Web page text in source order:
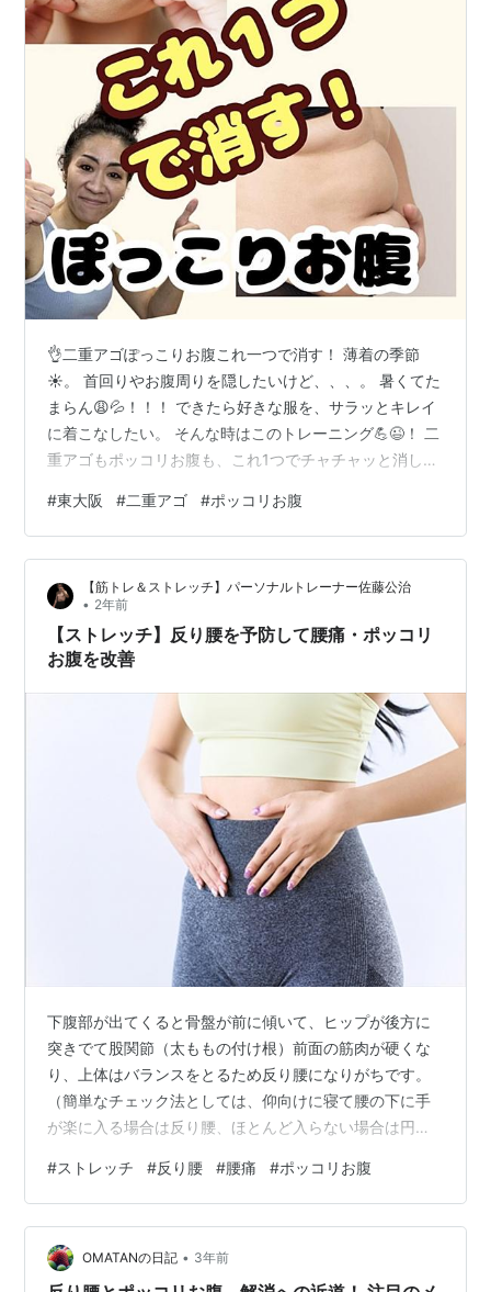
👌二重アゴぽっこりお腹これ一つで消す！ 薄着の季節
☀️。 首回りやお腹周りを隠したいけど、、、。 暑くてた
まらん😩💦！！！ できたら好きな服を、サラッとキレイ
に着こなしたい。 そんな時はこのトレーニング💪😉！ 二
重アゴもポッコリお腹も、これ1つでチャチャッと消して
引く 🔶後頭部を床にしっかりつける 🔶おへそを床に押し
つけつように力を入れて膝を抱える ※呼吸は深く摩って
～吐いて～と止めずに行ってくださいね～🌟 横になって
できるトレーニングなので、毎日寝る前や寝起きなどに
無理なくやってみてください。 🎥動画はこちらから🎥 🔥
Instagram 🔥…
#東大阪 #二重アゴ #ポッコリお腹
【筋トレ＆ストレッチ】パーソナルトレーナー佐藤公治
• 2年前
【ストレッチ】反り腰を予防して腰痛・ポッコリ
お腹を改善
下腹部が出てくると骨盤が前に傾いて、ヒップが後方に
突きでて股関節（太ももの付け根）前面の筋肉が硬くな
り、上体はバランスをとるため反り腰になりがちです。
（簡単なチェック法としては、仰向けに寝て腰の下に手
が楽に入る場合は反り腰、ほとんど入らない場合は円
は、股関節（太ももの付け根）前面にある腸腰筋群のス
トレッチが効果的です。 腸腰筋は、股関節を屈曲する
（歩行やランニングなど、太ももを前方へ上げる）働き
があるので、ストレッチする場合は反対に片脚を後ろへ
引いて、太ももの付け根を伸ばすようにします。 （腰を
#ストレッチ #反り腰 #腰痛 #ポッコリお腹
OMATANの日記 • 3年前